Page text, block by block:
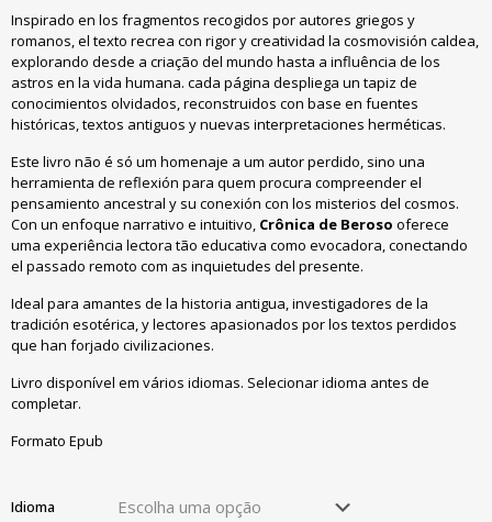
Inspirado en los fragmentos recogidos por autores griegos y
romanos, el texto recrea con rigor y creatividad la cosmovisión caldea,
explorando desde a criação del mundo hasta a influência de los
astros en la vida humana. cada página despliega un tapiz de
conocimientos olvidados, reconstruidos con base en fuentes
históricas, textos antiguos y nuevas interpretaciones herméticas.
Este livro não é só um homenaje a um autor perdido, sino una
herramienta de reflexión para quem procura compreender el
pensamiento ancestral y su conexión con los misterios del cosmos.
Con un enfoque narrativo e intuitivo, Crônica de Beroso oferece
uma experiência lectora tão educativa como evocadora, conectando
el passado remoto com as inquietudes del presente.
Ideal para amantes de la historia antigua, investigadores de la
tradición esotérica, y lectores apasionados por los textos perdidos
que han forjado civilizaciones.
Livro disponível em vários idiomas. Selecionar idioma antes de
completar.
Formato Epub
Idioma